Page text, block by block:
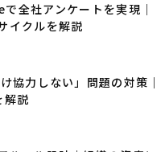
全社アンケートを実現｜
イクルを解説
協力しない」問題の対策｜
解説